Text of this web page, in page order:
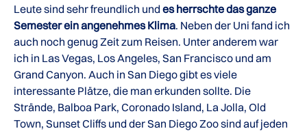
Leute sind sehr freundlich und es herrschte das ganze
Semester ein angenehmes Klima. Neben der Uni fand ich
auch noch genug Zeit zum Reisen. Unter anderem war
ich in Las Vegas, Los Angeles, San Francisco und am
Grand Canyon. Auch in San Diego gibt es viele
interessante Plätze, die man erkunden sollte. Die
Strände, Balboa Park, Coronado Island, La Jolla, Old
Town, Sunset Cliffs und der San Diego Zoo sind auf jeden